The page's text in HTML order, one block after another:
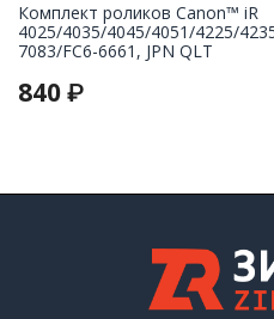
Комплект роликов Canon™ iR
4025/4035/4045/4051/4225/
7083/FC6-6661, JPN QLT
840 ₽